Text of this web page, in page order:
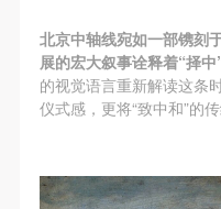
北京中轴线宛如一部镌刻
展的宏大叙事诠释着“择中
的视觉语言重新解读这条
仪式感，更将“致中和”的
文、组织规定进行协商
任和经济责任。
第六条
及到的绘画工具、创
文、组织规定进行协商
任和经济责任。
第六条
及到的绘画工具、创
文、组织规定进行协商
任和经济责任。
第六条
及到的绘画工具、创